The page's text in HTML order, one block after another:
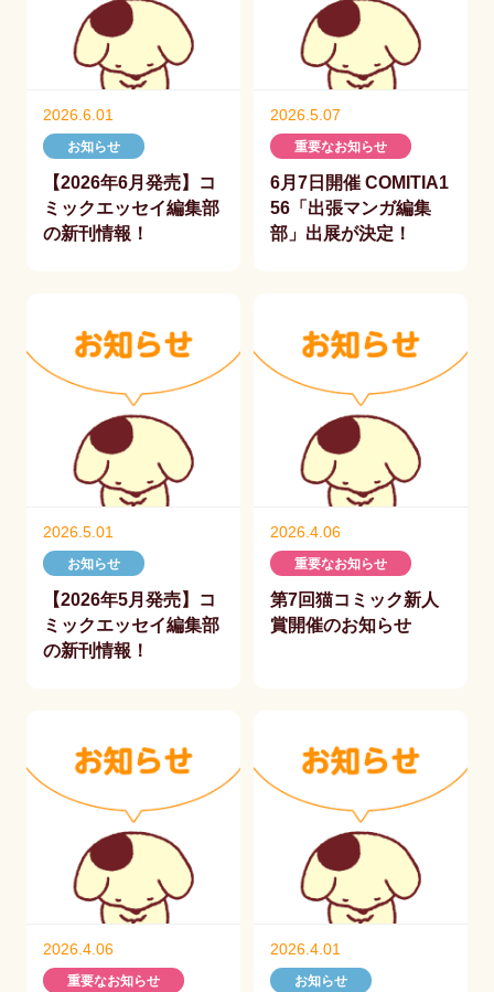
2026.6.01
お知らせ
【2026年6月発売】コ
ミックエッセイ編集部
の新刊情報！
2026.5.07
重要なお知らせ
6月7日開催 COMITIA1
56「出張マンガ編集
部」出展が決定！
2026.5.01
お知らせ
【2026年5月発売】コ
ミックエッセイ編集部
の新刊情報！
2026.4.06
重要なお知らせ
第7回猫コミック新人
賞開催のお知らせ
2026.4.06
重要なお知らせ
2026.4.01
お知らせ